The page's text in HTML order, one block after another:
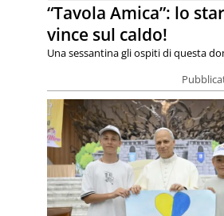
“Tavola Amica”: lo
vince sul caldo!
Una sessantina gli ospiti di questa